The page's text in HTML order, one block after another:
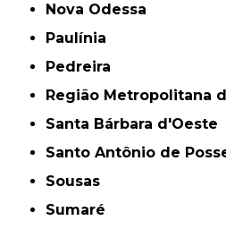
Nova Odessa
Paulínia
Pedreira
Região Metropolitana
Santa Bárbara d'Oeste
Santo Antônio de
Sousas
Sumaré